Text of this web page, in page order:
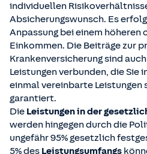
individuellen
Absicherungswunsch. Es
Anpassung bei einem höheren
Einkommen. Die Beiträge zur
Krankenversicherung sind
Leistungen verbunden, die Sie
einmal vereinbarte Leistungen
garantiert.
Die Leistungen in der
werden hingegen durch die
ungefähr 95% gesetzlich
5% des Leistungsumfangs